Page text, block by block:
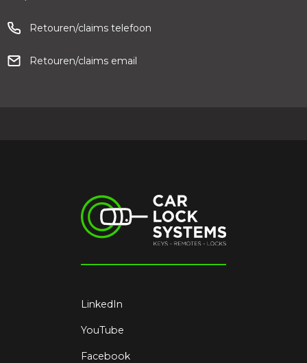
Retouren/claims telefoon
Retouren/claims email
LinkedIn
YouTube
Facebook